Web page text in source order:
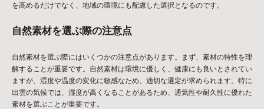
を高めるだけでなく、地域の環境にも配慮した選択となるのです。
自然素材を選ぶ際の注意点
自然素材を選ぶ際にはいくつかの注意点があります。まず、素材の特性を理
解することが重要です。自然素材は環境に優しく、健康にも良いとされてい
ますが、湿度や温度の変化に敏感なため、適切な選定が求められます。特に
出雲の気候では、湿度が高くなることがあるため、通気性や耐久性に優れた
素材を選ぶことが重要です。